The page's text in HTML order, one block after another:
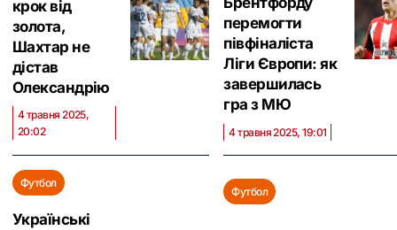
крок від
золота,
Шахтар не
дістав
Олександрію
4 травня 2025,
20:02
перемогти
півфіналіста
Ліги Європи: як
завершилась
гра з МЮ
4 травня 2025, 19:01
Футбол
Українські
Футбол